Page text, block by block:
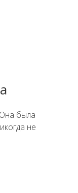
была
не